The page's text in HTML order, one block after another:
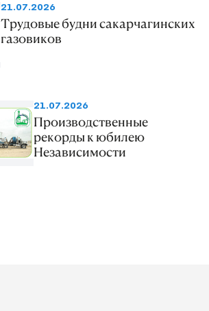
21.07.2026
Трудовые будни сакарчагинских
газовиков
21.07.2026
Производственные
рекорды к юбилею
Независимости